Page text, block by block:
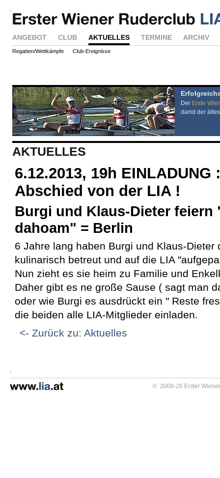
ANGEBOT CLUB AKTUELLES TERMINE ARCHIV
Regatten/Wettkämpfe Club-Ereignisse
Der Erste
damit der
AKTUELLES
6.12.2013, 19h EINLADUNG :
Abschied von der LIA !
Burgi und Klaus-Dieter feiern
dahoam" = Berlin
6 Jahre lang haben Burgi und Klaus-Dieter
kulinarisch betreut und auf die LIA
Nun zieht es sie heim zu Familie und
Daher gibt es ne große Sause ( sagt man
oder wie Burgi es ausdrückt ein " Reste
die beiden alle LIA-Mitglieder einladen.
<- Zurück zu: Aktuelles
© 2008-26 Erster